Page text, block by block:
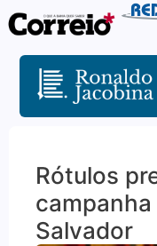
Rótulos
campanha
Salvador